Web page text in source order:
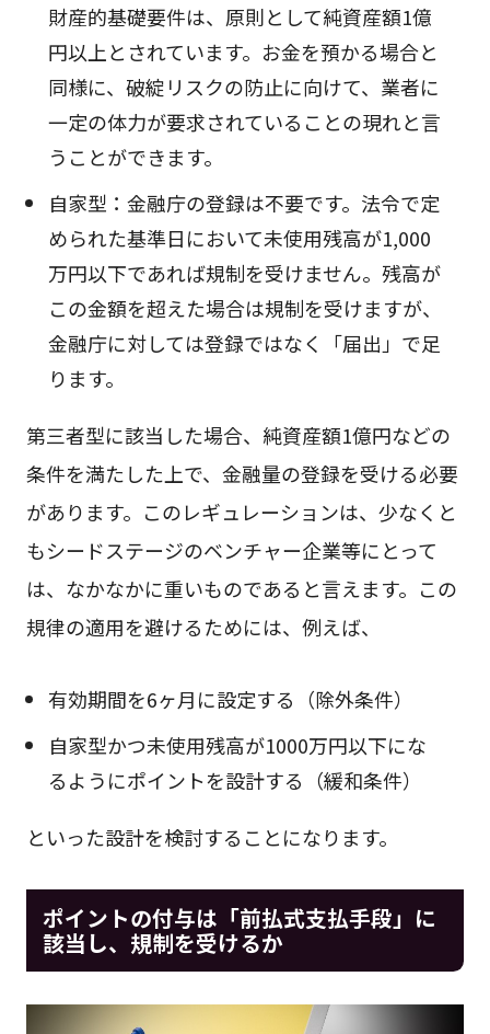
財産的基礎要件は、原則として純資産額1億
円以上とされています。お金を預かる場合と
同様に、破綻リスクの防止に向けて、業者に
一定の体力が要求されていることの現れと言
うことができます。
自家型：金融庁の登録は不要です。法令で定
められた基準日において未使用残高が1,000
万円以下であれば規制を受けません。残高が
この金額を超えた場合は規制を受けますが、
金融庁に対しては登録ではなく「届出」で足
ります。
第三者型に該当した場合、純資産額1億円などの
条件を満たした上で、金融量の登録を受ける必要
があります。このレギュレーションは、少なくと
もシードステージのベンチャー企業等にとって
は、なかなかに重いものであると言えます。この
規律の適用を避けるためには、例えば、
有効期間を6ヶ月に設定する（除外条件）
自家型かつ未使用残高が1000万円以下にな
るようにポイントを設計する（緩和条件）
といった設計を検討することになります。
ポイントの付与は「前払式支払手段」に
該当し、規制を受けるか